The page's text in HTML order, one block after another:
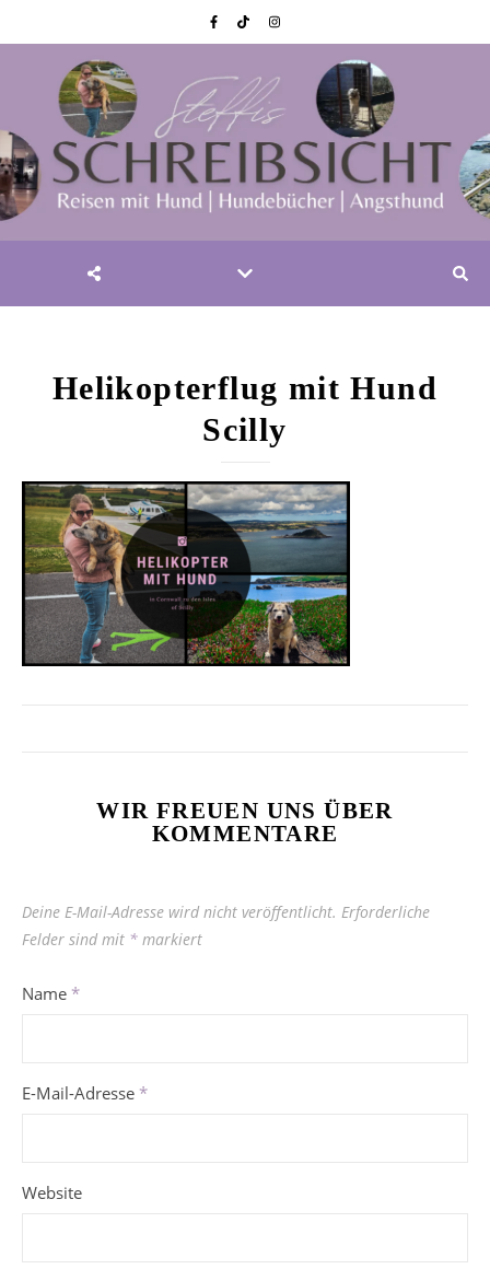
Helikopterflug mit Hund
Scilly
WIR FREUEN UNS ÜBER
KOMMENTARE
Deine E-Mail-Adresse wird nicht veröffentlicht. Erforderliche
Felder sind mit * markiert
Name *
E-Mail-Adresse *
Website